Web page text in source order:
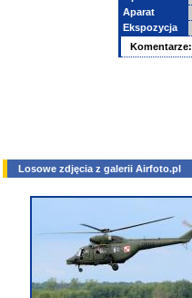
Aparat
Ekspozycja
Komentarze:
Losowe zdjęcia z galerii Airfoto.pl